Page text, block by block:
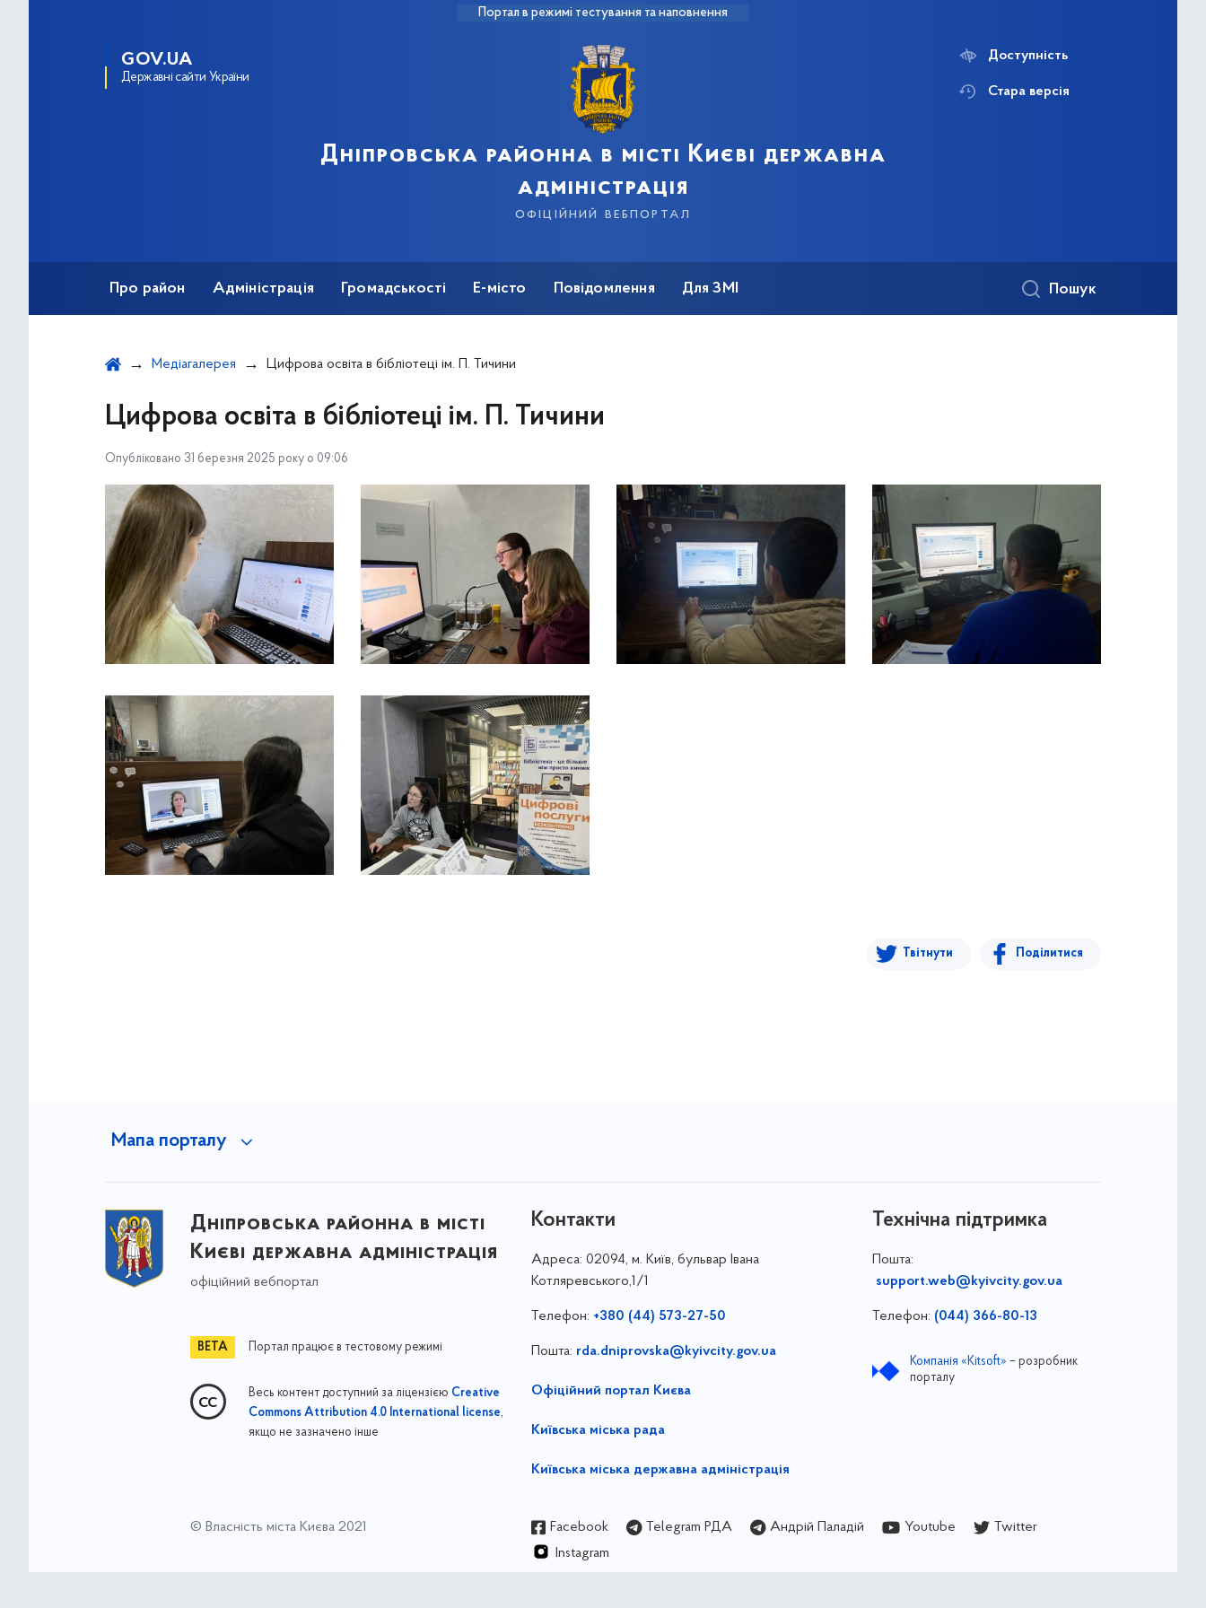
Портал в режимі тестування та наповнення
GOV.UA
Державні сайти України
Дніпровська районна в місті Києві державна
адміністрація
офіційний вебпортал
Доступність
Стара версія
Про район Адміністрація Громадськості Е-місто Повідомлення Для ЗМІ Пошук
Медіагалерея Цифрова освіта в бібліотеці ім. П. Тичини
Цифрова освіта в бібліотеці ім. П. Тичини
Опубліковано 31 березня 2025 року о 09:06
Твітнути Поділитися
Мапа порталу
Дніпровська районна в місті
Києві державна адміністрація
офіційний вебпортал
Портал працює в тестовому режимі
Весь контент доступний за ліцензією Creative
Commons Attribution 4.0 International license,
якщо не зазначено інше
Контакти
Адреса: 02094, м. Київ, бульвар Івана
Котляревського,1/1
Телефон: +380 (44) 573-27-50
Пошта: rda.dniprovska@kyivcity.gov.ua
Офіційний портал Києва
Київська міська рада
Київська міська державна адміністрація
Технічна підтримка
Пошта:
support.web@kyivcity.gov.ua
Телефон: (044) 366-80-13
Компанія «Kitsoft» – розробник
порталу
© Власність міста Києва 2021 Facebook Telegram РДА Андрій Паладій Youtube
Twitter
Instagram